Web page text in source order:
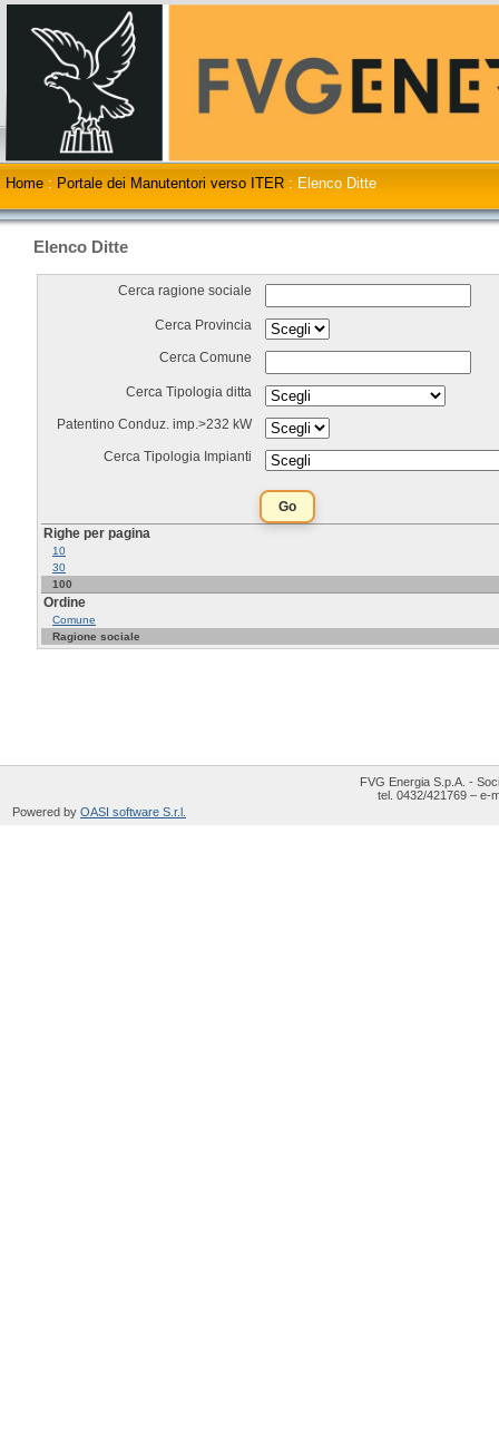
Home : Portale dei Manutentori verso ITER : Elenco Ditte
Elenco Ditte
Cerca ragione sociale
Cerca Provincia
Cerca Comune
Cerca Tipologia ditta
Patentino Conduz. imp.>232 kW
Cerca Tipologia Impianti
Righe per pagina
10
30
100
Ordine
Comune
Ragione sociale
FVG Energia S.p.A. -
tel. 0432/421769 – e-
Powered by OASI software S.r.l.